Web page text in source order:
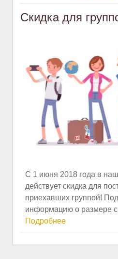
Скидка для
С 1 июня 2018 года в
действует скидка для
приехавших группой!
информацию о размере
Подробнее